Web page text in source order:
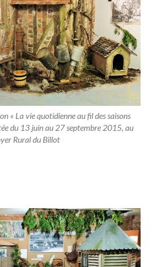
« La vie quotidienne au fil des saisons
du 13 juin au 27 septembre 2015, au
Rural du Billot